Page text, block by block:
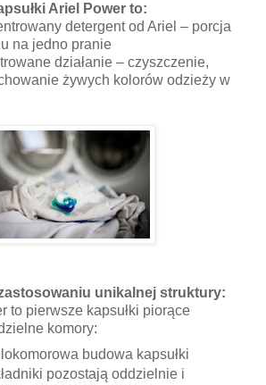
Ariel Power to:
detergent od Ariel – porcja
na jedno pranie
działanie – czyszczenie,
żywych kolorów odzieży w
unikalnej struktury:
to pierwsze kapsułki piorące
komory:
budowa kapsułki
pozostają oddzielnie i